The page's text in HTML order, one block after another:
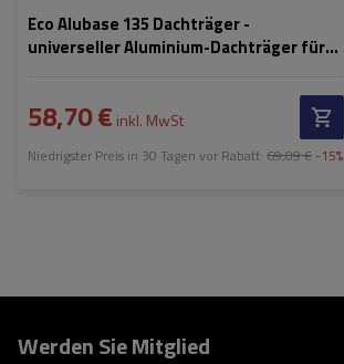
Eco Alubase 135 Dachträger -
universeller Aluminium-Dachträger für
58,70 € inkl. MwSt
Niedrigster Preis in 30 Tagen vor Rabatt: 69,09 € -15%
Werden Sie Mitglied